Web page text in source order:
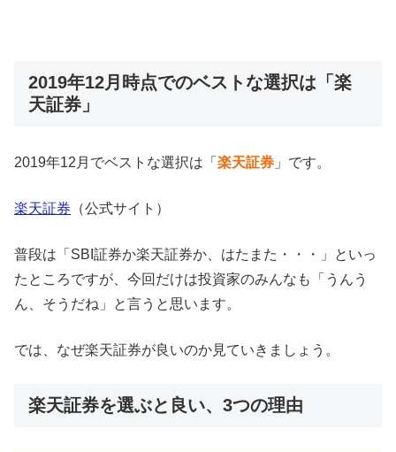
2019年12月時点でのベストな選択は「楽
天証券」
2019年12月でベストな選択は「 楽天証券 」です。
楽天証券 （公式サイト）
普段は「SBI証券か楽天証券か、はたまた・・・」といっ
たところですが、今回だけは投資家のみんなも「うんう
ん、そうだね」と言うと思います。
では、なぜ楽天証券が良いのか見ていきましょう。
楽天証券を選ぶと良い、3つの理由